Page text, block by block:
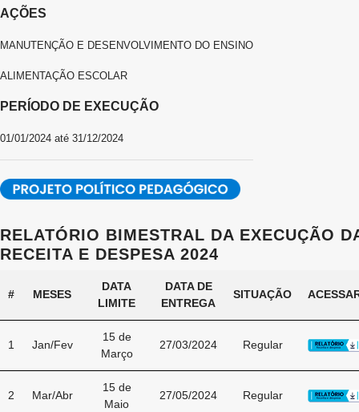
AÇÕES
MANUTENÇÃO E DESENVOLVIMENTO DO ENSINO
ALIMENTAÇÃO ESCOLAR
PERÍODO DE EXECUÇÃO
01/01/2024 até 31/12/2024
RELATÓRIO BIMESTRAL DA EXECUÇÃO
RECEITA E DESPESA 2024
# MESES
DATA
LIMITE
DATA DE
ENTREGA
SITUAÇÃO
1 Jan/Fev
15 de
Março
27/03/2024 Regular
2 Mar/Abr
15 de
Maio
27/05/2024 Regular